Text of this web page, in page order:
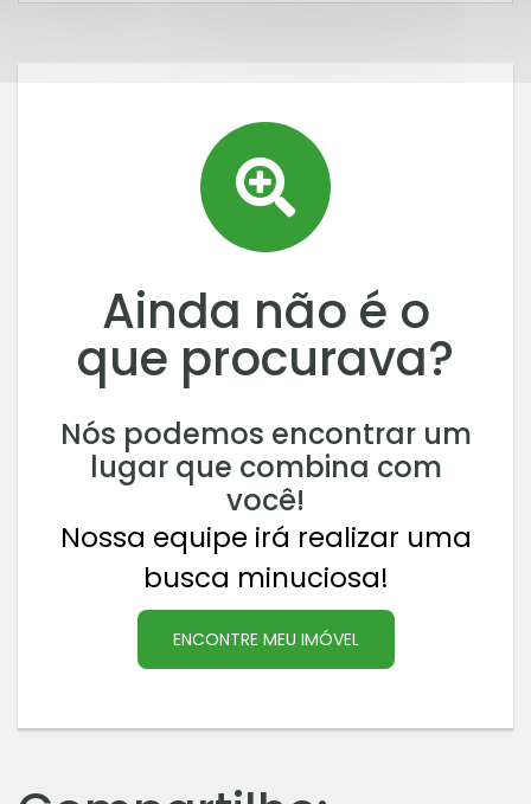
Ainda não é o
que procurava?
Nós podemos encontrar um
lugar que combina com
você!
Nossa equipe irá realizar uma
busca minuciosa!
ENCONTRE MEU IMÓVEL